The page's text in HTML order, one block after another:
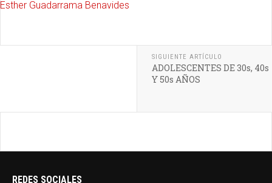
Esther Guadarrama Benavides
SIGUIENTE ARTÍCULO
ADOLESCENTES DE 30s, 40s
Y 50s AÑOS
REDES SOCIALES